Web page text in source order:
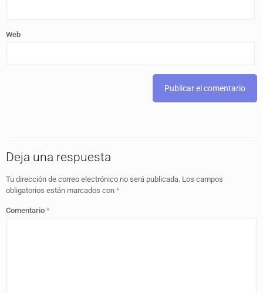
Web
Deja una respuesta
Tu dirección de correo electrónico no será publicada. Los campos
obligatorios están marcados con *
Comentario *